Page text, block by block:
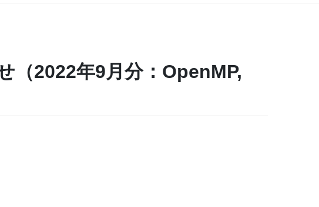
（2022年9月分：OpenMP,